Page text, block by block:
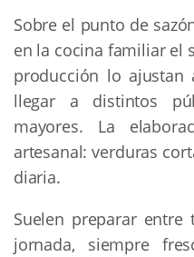
Sobre el punto de
en la cocina familiar el
producción lo
llegar a distintos
mayores. La
artesanal: verduras
diaria.
Suelen preparar
jornada, siempre